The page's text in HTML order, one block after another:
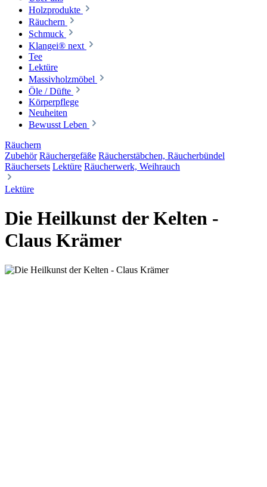
Holzprodukte
Räuchern
Schmuck
Klangei® next
Tee
Lektüre
Massivholzmöbel
Öle / Düfte
Körperpflege
Neuheiten
Bewusst Leben
Räuchern
Zubehör Räuchergefäße Räucherstäbchen, Räucherbündel
Räuchersets Lektüre Räucherwerk, Weihrauch
Lektüre
Die Heilkunst der Kelten -
Claus Krämer